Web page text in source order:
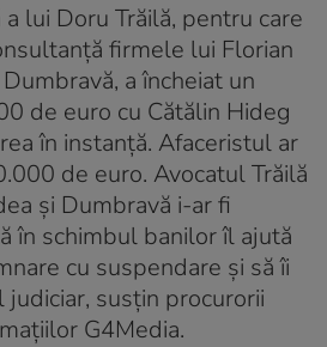
lui Doru Trăilă, pentru care
firmele lui Florian
a încheiat un
de euro cu Cătălin Hideg
în instanță. Afaceristul ar
de euro. Avocatul Trăilă
și Dumbravă i-ar fi
în schimbul banilor îl ajută
cu suspendare și să îi
susțin procurorii
G4Media.